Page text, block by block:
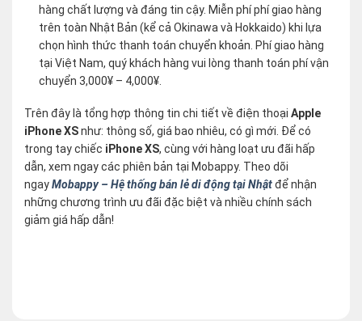
hàng chất lượng và đáng tin cậy. Miễn phí phí giao hàng
trên toàn Nhật Bản (kể cả Okinawa và Hokkaido) khi lựa
chọn hình thức thanh toán chuyển khoản. Phí giao hàng
tại Việt Nam, quý khách hàng vui lòng thanh toán phí vận
chuyển 3,000¥ – 4,000¥.
Trên đây là tổng hợp thông tin chi tiết về điện thoại Apple
iPhone XSnhư: thông số, giá bao nhiêu, có gì mới. Để có
trong tay chiếc iPhone XS, cùng với hàng loạt ưu đãi hấp
dẫn, xem ngay các phiên bản tại Mobappy. Theo dõi
ngayMobappy – Hệ thống bán lẻ di động tại Nhậtđể nhận
những chương trình ưu đãi đặc biệt và nhiều chính sách
giảm giá hấp dẫn!